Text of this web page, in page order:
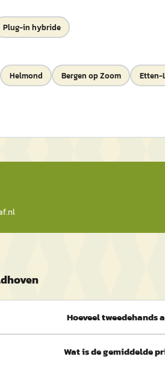
Plug-in hybride
Helmond Bergen op Zoom Etten-
.nl
Hoeveel tweedehands
Wat is de gemiddelde